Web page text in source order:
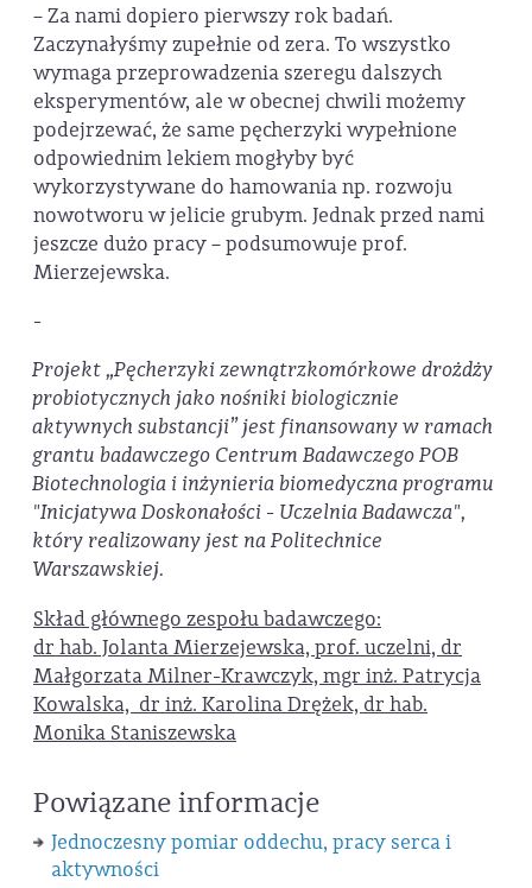
– Za nami dopiero pierwszy rok badań.
Zaczynałyśmy zupełnie od zera. To wszystko
wymaga przeprowadzenia szeregu dalszych
eksperymentów, ale w obecnej chwili możemy
podejrzewać, że same pęcherzyki wypełnione
odpowiednim lekiem mogłyby być
wykorzystywane do hamowania np. rozwoju
nowotworu w jelicie grubym. Jednak przed nami
jeszcze dużo pracy – podsumowuje prof.
Mierzejewska.
-
Projekt „Pęcherzyki zewnątrzkomórkowe drożdży
probiotycznych jako nośniki biologicznie
aktywnych substancji” jest finansowany w ramach
grantu badawczego Centrum Badawczego POB
Biotechnologia i inżynieria biomedyczna programu
"Inicjatywa Doskonałości - Uczelnia Badawcza",
który realizowany jest na Politechnice
Warszawskiej.
Skład głównego zespołu badawczego:
dr hab. Jolanta Mierzejewska, prof. uczelni, dr
Małgorzata Milner-Krawczyk, mgr inż. Patrycja
Kowalska, dr inż. Karolina Drężek, dr hab.
Monika Staniszewska
Powiązane informacje
Jednoczesny pomiar oddechu, pracy serca i
aktywności